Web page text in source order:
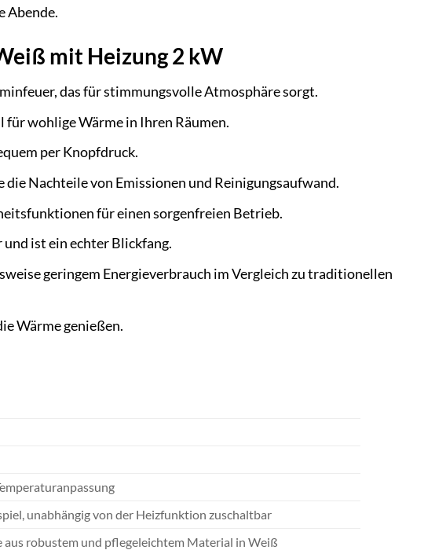
Abende.
mit Heizung 2 kW
das für stimmungsvolle Atmosphäre sorgt.
für wohlige Wärme in Ihren Räumen.
per Knopfdruck.
die Nachteile von Emissionen und Reinigungsaufwand.
für einen sorgenfreien Betrieb.
ist ein echter Blickfang.
geringem Energieverbrauch im Vergleich zu traditionellen
Wärme genießen.
unabhängig von der Heizfunktion zuschaltbar
robustem und pflegeleichtem Material in Weiß